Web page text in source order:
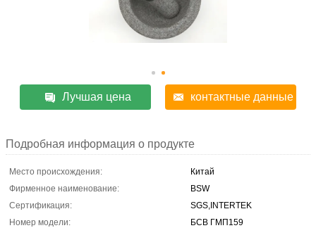
Лучшая цена контактные данные
Подробная информация о продукте
Место происхождения:
Китай
Фирменное наименование:
BSW
Сертификация:
SGS,INTERTEK
Номер модели:
БСВ ГМП159